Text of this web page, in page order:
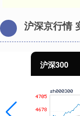
沪深京行情
沪深300